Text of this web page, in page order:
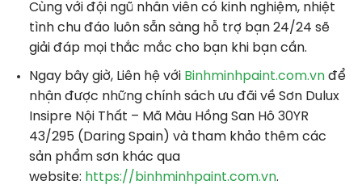
Cùng với đội ngũ nhân viên có kinh nghiệm, nhiệt
tình chu đáo luôn sẵn sàng hỗ trợ bạn 24/24 sẽ
giải đáp mọi thắc mắc cho bạn khi bạn cần.
Ngay bây giờ, Liên hệ với Binhminhpaint.com.vn để
nhận được những chính sách ưu đãi về Sơn Dulux
Insipre Nội Thất – Mã Màu Hồng San Hô 30YR
43/295 (Daring Spain) và tham khảo thêm các
sản phẩm sơn khác qua
website: https://binhminhpaint.com.vn.